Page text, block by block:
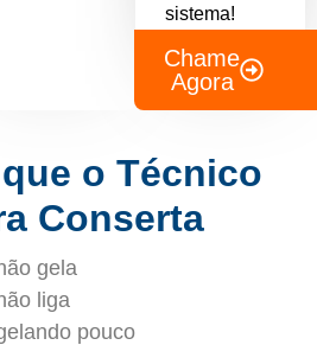
sistema!
Chame
Agora
o Técnico
Conserta
gela
liga
pouco